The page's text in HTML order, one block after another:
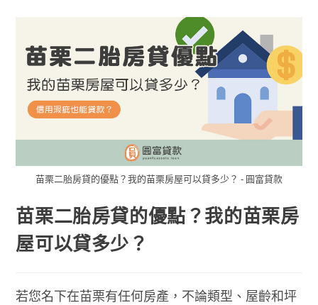
苗栗二胎房貸的優點？我的苗栗房屋可以貸多少？ - 圓富貸款
苗栗二胎房貸的優點？我的苗栗房
屋可以貸多少？
若您名下在苗栗有任何房產，不論類型、屋齡和坪